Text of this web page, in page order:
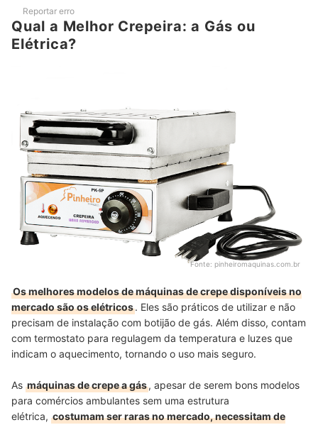
Top 10 Melhores Crepeiras
Como Fazer Crepe Suíço na Crepeira?
Reportar erro
Qual a Melhor Crepeira: a Gás ou
Elétrica?
Fonte: pinheiromaquinas.com.br
Os melhores modelos de máquinas de crepe disponíveis no
mercado são os elétricos. Eles são práticos de utilizar e não
precisam de instalação com botijão de gás. Além disso, contam
com termostato para regulagem da temperatura e luzes que
indicam o aquecimento, tornando o uso mais seguro.
As máquinas de crepe a gás, apesar de serem bons modelos
para comércios ambulantes sem uma estrutura
elétrica, costumam ser raras no mercado, necessitam de